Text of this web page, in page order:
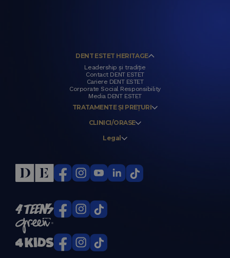
DENT ESTET HERITAGE
Leadership și tradiție
Contact DENT ESTET
Cariere DENT ESTET
Corporate Social Responsibility
Media DENT ESTET
TRATAMENTE ȘI PREȚURI
CLINICI/ORASE
Legal